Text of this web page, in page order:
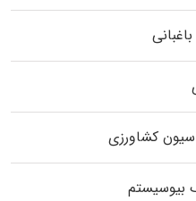
کشاورزی
بیوسیستم